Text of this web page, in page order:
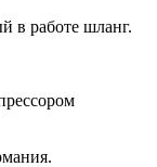
в работе шланг.